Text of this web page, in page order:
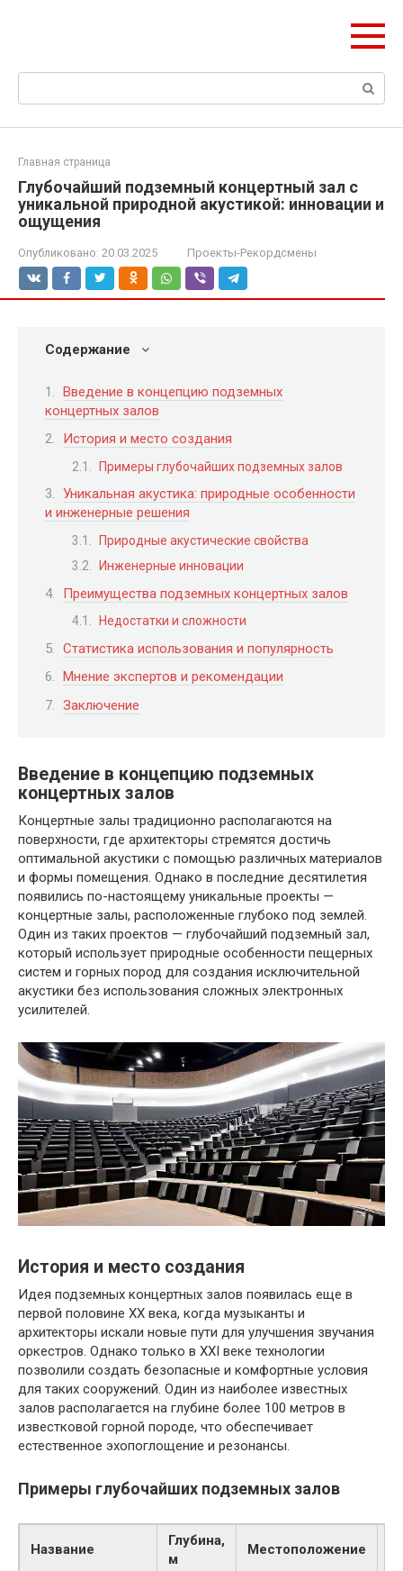
Поиск:
Главная страница
Глубочайший подземный концертный зал с
уникальной природной акустикой: инновации и
ощущения
Опубликовано: 20.03.2025 Проекты-Рекордсмены
Содержание
Введение в концепцию подземных
концертных залов
История и место создания
Примеры глубочайших подземных залов
Уникальная акустика: природные особенности
и инженерные решения
Природные акустические свойства
Инженерные инновации
Преимущества подземных концертных залов
Недостатки и сложности
Статистика использования и популярность
Мнение экспертов и рекомендации
Заключение
Введение в концепцию подземных
концертных залов
Концертные залы традиционно располагаются на
поверхности, где архитекторы стремятся достичь
оптимальной акустики с помощью различных материалов
и формы помещения. Однако в последние десятилетия
появились по-настоящему уникальные проекты —
концертные залы, расположенные глубоко под землей.
Один из таких проектов — глубочайший подземный зал,
который использует природные особенности пещерных
систем и горных пород для создания исключительной
акустики без использования сложных электронных
усилителей.
История и место создания
Идея подземных концертных залов появилась еще в
первой половине XX века, когда музыканты и
архитекторы искали новые пути для улучшения звучания
оркестров. Однако только в XXI веке технологии
позволили создать безопасные и комфортные условия
для таких сооружений. Один из наиболее известных
залов располагается на глубине более 100 метров в
известковой горной породе, что обеспечивает
естественное эхопоглощение и резонансы.
Примеры глубочайших подземных залов
Название
Глубина,
м
Местоположение